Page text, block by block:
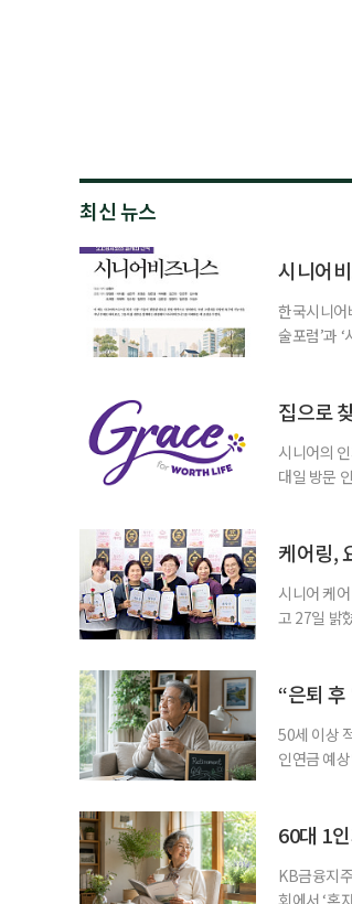
최신 뉴스
시니어
한국시니어
술포럼’과
계하다’를
집으로
시니어의
대일 방문
사용하는
케어링,
시니어 케
고 27일 밝
점에서 선
“은퇴 후
50세 이상
인연금 예
준비의 출
60대 1
KB금융지
회에서 ‘혼